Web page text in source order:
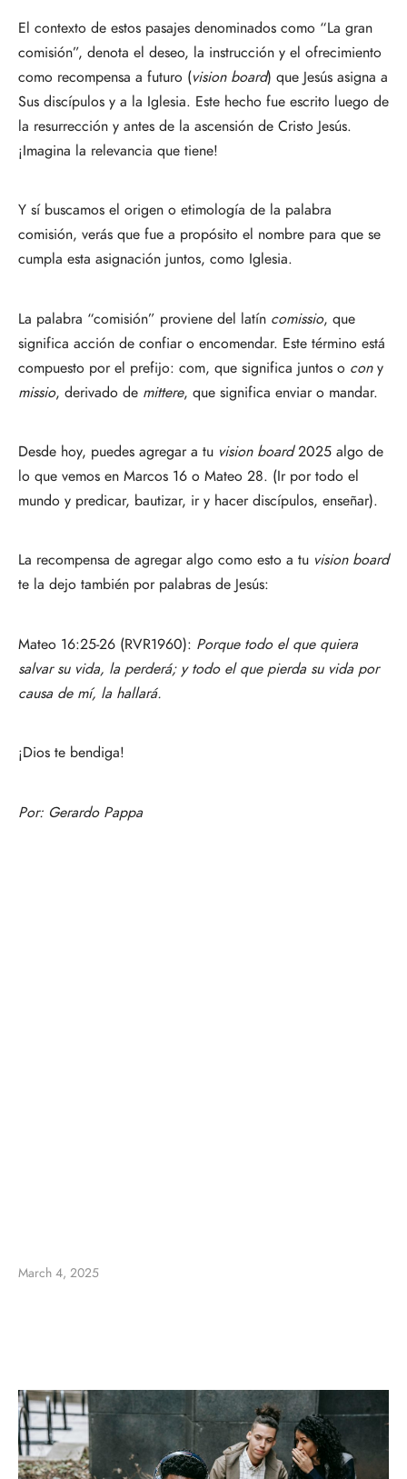
El contexto de estos pasajes denominados como “La gran
comisión”, denota el deseo, la instrucción y el ofrecimiento
como recompensa a futuro (vision board) que Jesús asigna a
Sus discípulos y a la Iglesia. Este hecho fue escrito luego de
la resurrección y antes de la ascensión de Cristo Jesús.
¡Imagina la relevancia que tiene!
Y sí buscamos el origen o etimología de la palabra
comisión, verás que fue a propósito el nombre para que se
cumpla esta asignación juntos, como Iglesia.
La palabra “comisión” proviene del latín comissio, que
significa acción de confiar o encomendar. Este término está
compuesto por el prefijo: com, que significa juntos o cony
missio, derivado de mittere, que significa enviar o mandar.
Desde hoy, puedes agregar a tu vision board2025 algo de
lo que vemos en Marcos 16 o Mateo 28. (Ir por todo el
mundo y predicar, bautizar, ir y hacer discípulos, enseñar).
La recompensa de agregar algo como esto a tu vision board
te la dejo también por palabras de Jesús:
Mateo 16:25-26 (RVR1960): Porque todo el que quiera
salvar su vida, la perderá; y todo el que pierda su vida por
causa de mí, la hallará.
¡Dios te bendiga!
Por: Gerardo Pappa
March 4, 2025